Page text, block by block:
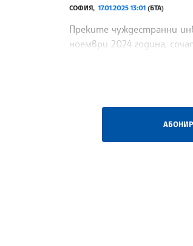
СОФИЯ, 17.01.2025 13:01 (БТА)
Преките чуждестранни
ноември 2024 година,